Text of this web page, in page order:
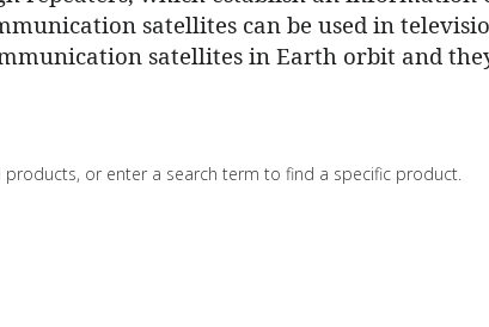
satellites can be used in
satellites in Earth orbit and
or enter a search term to find a specific product.